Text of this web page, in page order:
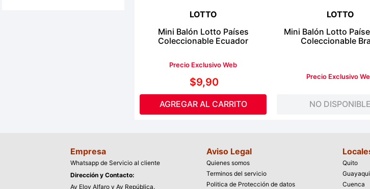
LOTTO
Mini Balón Lotto Países
Coleccionable Ecuador
Precio Exclusivo Web
$9,90
AGREGAR AL CARRITO
LOTTO
Mini Balón Lotto
Coleccionable
Precio Exclusivo
NO DISPONIBLE
Empresa
Whatsapp de Servicio al cliente
Dirección y Contacto:
Av Eloy Alfaro y Av República.
Aviso Legal
Quienes somos
Terminos del servicio
Politica de Protección de datos
Quito
Cuenca